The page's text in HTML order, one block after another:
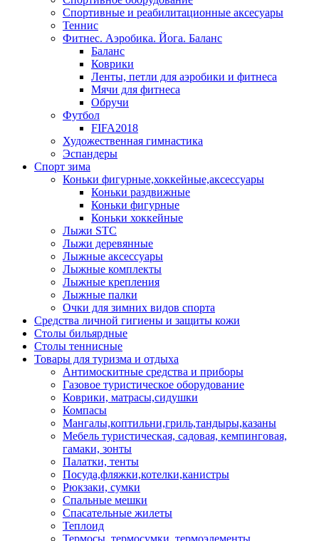
Спортивные и реабилитационные аксесуары
Теннис
Фитнес. Аэробика. Йога. Баланс
Баланс
Коврики
Ленты, петли для аэробики и фитнеса
Мячи для фитнеса
Обручи
Футбол
FIFA2018
Художественная гимнастика
Эспандеры
Спорт зима
Коньки фигурные,хоккейные,аксессуары
Коньки раздвижные
Коньки фигурные
Коньки хоккейные
Лыжи STC
Лыжи деревянные
Лыжные аксессуары
Лыжные комплекты
Лыжные крепления
Лыжные палки
Очки для зимних видов спорта
Средства личной гигиены и защиты кожи
Столы бильярдные
Столы теннисные
Товары для туризма и отдыха
Антимоскитные средства и приборы
Газовое туристическое оборудование
Коврики, матрасы,сидушки
Компасы
Мангалы,коптильни,гриль,тандыры,казаны
Мебель туристическая, садовая, кемпинговая,
гамаки, зонты
Палатки, тенты
Посуда,фляжки,котелки,канистры
Рюкзаки, сумки
Спальные мешки
Спасательные жилеты
Теплоид
Термосы, термосумки, термоэлементы